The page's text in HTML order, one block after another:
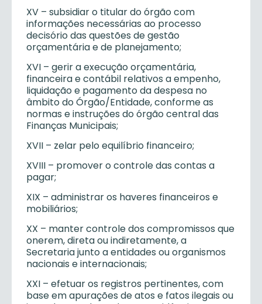
XV – subsidiar o titular do órgão com
informações necessárias ao processo
decisório das questões de gestão
orçamentária e de planejamento;
XVI – gerir a execução orçamentária,
financeira e contábil relativos a empenho,
liquidação e pagamento da despesa no
âmbito do Órgão/Entidade, conforme as
normas e instruções do órgão central das
Finanças Municipais;
XVII – zelar pelo equilíbrio financeiro;
XVIII – promover o controle das contas a
pagar;
XIX – administrar os haveres financeiros e
mobiliários;
XX – manter controle dos compromissos que
onerem, direta ou indiretamente, a
Secretaria junto a entidades ou organismos
nacionais e internacionais;
XXI – efetuar os registros pertinentes, com
base em apurações de atos e fatos ilegais ou